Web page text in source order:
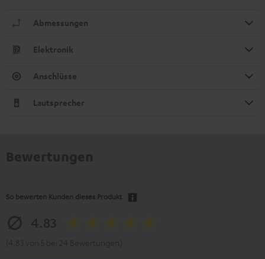
Abmessungen
Elektronik
Anschlüsse
Lautsprecher
So bewerten Kunden dieses Produkt